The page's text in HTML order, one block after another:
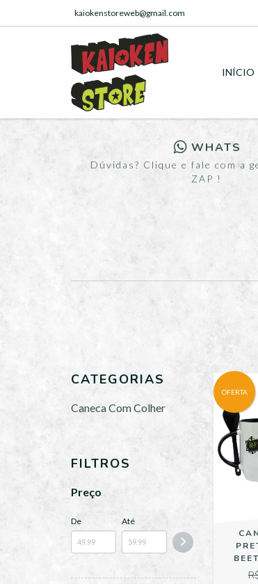
kaiokenstoreweb@gmail.com
INÍCIO
WHATS
Dúvidas? Clique e fale com a
ZAP !
CATEGORIAS
Caneca Com Colher
FILTROS
Preço
De Até
OFERTA